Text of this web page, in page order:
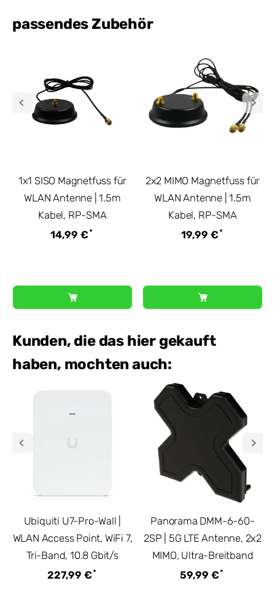
passendes Zubehör
1x1 SISO Magnetfuss für
WLAN Antenne | 1.5m
Kabel, RP-SMA
14,99 €*
2x2 MIMO Magnetfuss für
WLAN Antenne | 1.5m
Kabel, RP-SMA
19,99 €*
Kunden, die das hier gekauft
haben, mochten auch:
Ubiquiti U7-Pro-Wall |
WLAN Access Point, WiFi 7,
Tri-Band, 10.8 Gbit/s
227,99 €*
Panorama DMM-6-60-
2SP | 5G LTE Antenne, 2x2
MIMO, Ultra-Breitband
59,99 €*